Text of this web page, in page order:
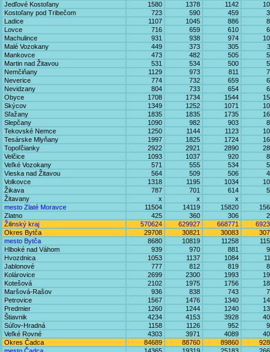
Jedľové Kostoľany
1580 1378 1142
Kostoľany pod Tribečom
723 590 459
Ladice
1107 1045 886
Lovce
716 659 610
Machulince
931 938 974
Malé Vozokany
449 373 305
Mankovce
473 482 505
Martin nad Žitavou
531 534 500
Nemčiňany
1129 973 811
Neverice
774 732 659
Nevidzany
804 733 654
Obyce
1708 1734 1544
Skýcov
1349 1252 1071
Sľažany
1835 1835 1735
Slepčany
1090 982 903
Tekovské Nemce
1250 1144 1123
Tesárske Mlyňany
1997 1825 1724
Topoľčianky
2922 2921 2890
Velčice
1093 1037 920
Veľké Vozokany
571 555 534
Vieska nad Žitavou
564 509 506
Volkovce
1318 1195 1034
Žikava
787 701 614
Žitavany
x x
x
mesto Zlaté Moravce
11504 14119 15820
Zlatno
425 360 306
Žilinský kraj
570624 629927 668771
Okres Bytča
29708 30821 30083
mesto Bytča
8680 10819 11258
Hlboké nad Váhom
939 970 881
Hvozdnica
1053 1137 1084
Jablonové
777 812 819
Kolárovice
2699 2300 1993
Kotešová
2102 1975 1756
Maršová-Rašov
936 838 743
Petrovice
1567 1476 1340
Predmier
1260 1244 1240
Štiavnik
4234 4153 3928
Súľov-Hradná
1158 1126 952
Veľké Rovné
4303 3971 4089
Okres Čadca
84689 88760 89860